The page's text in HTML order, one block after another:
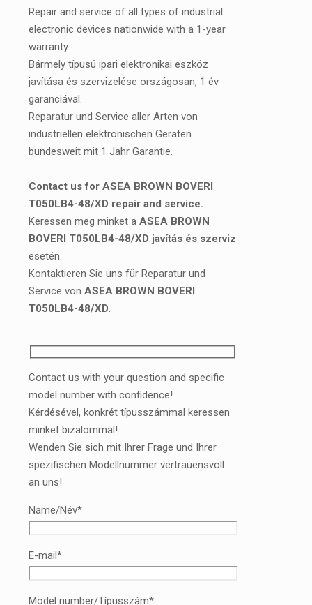
Repair and service of all types of industrial
electronic devices nationwide with a 1-year
warranty.
Bármely típusú ipari elektronikai eszköz
javítása és szervizelése országosan, 1 év
garanciával.
Reparatur und Service aller Arten von
industriellen elektronischen Geräten
bundesweit mit 1 Jahr Garantie.
Contact us for ASEA BROWN BOVERI
T050LB4-48/XD repair and service.
Keressen meg minket a ASEA BROWN
BOVERI T050LB4-48/XD javítás és szerviz
esetén.
Kontaktieren Sie uns für Reparatur und
Service von ASEA BROWN BOVERI
T050LB4-48/XD.
Contact us with your question and specific
model number with confidence!
Kérdésével, konkrét típusszámmal keressen
minket bizalommal!
Wenden Sie sich mit Ihrer Frage und Ihrer
spezifischen Modellnummer vertrauensvoll
an uns!
Name/Név*
E-mail*
Model number/Típusszám*